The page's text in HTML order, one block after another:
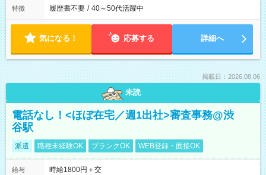
特徴 履歴書不要 / 40～50代活躍中
気になる！ 応募する 詳細へ
掲載日：2026.08.06
未読
電話なし！<ほぼ在宅／週1出社>審査事務@渋
谷駅
派遣 職種未経験OK ブランクOK WEB登録・面接OK
給与 時給1800円＋交